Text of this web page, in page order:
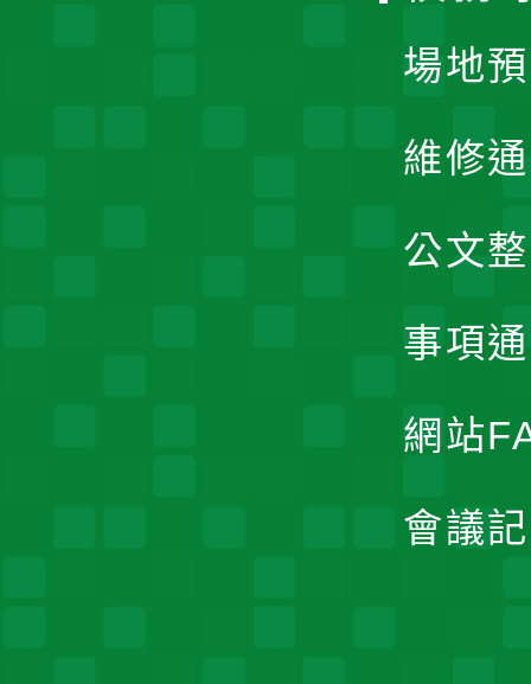
場地
維修
公文
事項
網站
會議